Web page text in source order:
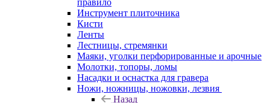
правило
Инструмент плиточника
Кисти
Ленты
Лестницы, стремянки
Маяки, уголки перфорированные и арочные
Молотки, топоры, ломы
Насадки и оснастка для гравера
Ножи, ножницы, ножовки, лезвия
Назад